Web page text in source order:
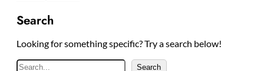
Search
Looking for something specific? Try a search below!
S Search